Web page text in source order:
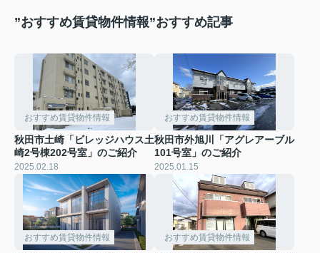
”おすすめ賃貸物件情報”おすすめ記事
おすすめ賃貸物件情報
秋田市土崎「ビレッジハウス土
崎2号棟202号室」のご紹介
2025.02.18
おすすめ賃貸物件情報
秋田市外旭川「アグレアーブル
101号室」のご紹介
2025.01.15
おすすめ賃貸物件情報 おすすめ賃貸物件情報